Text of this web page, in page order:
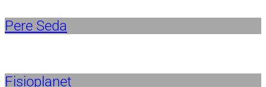
Pere Seda
Fisioplanet